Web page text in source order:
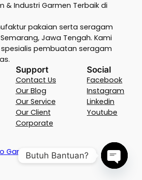
& Industri Garmen Terbaik di
pakaian serta seragam
Jawa Tengah. Kami
pembuatan seragam
Support
Contact Us
Our Blog
Our Service
Our Client
Corporate
Social
Facebook
Instagram
Linkedin
Youtube
Garment Indonesia
Butuh Bantuan?